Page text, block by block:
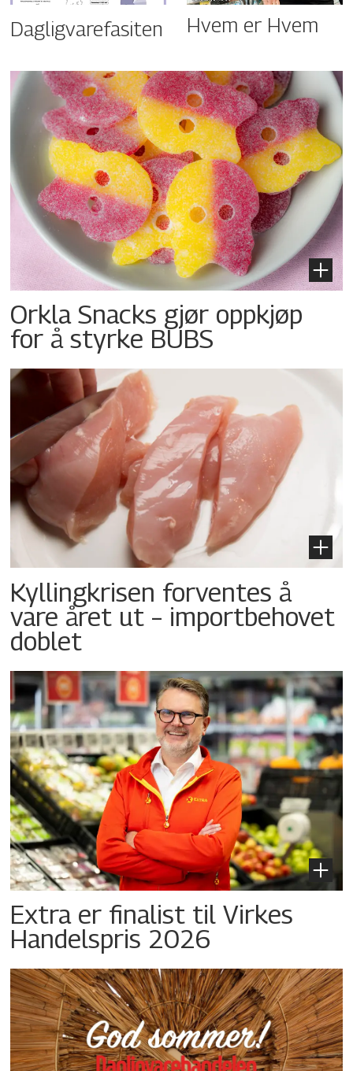
Dagligvarefasiten Hvem er Hvem
Orkla Snacks gjør oppkjøp
for å styrke BUBS
Kyllingkrisen forventes å
vare året ut – importbehovet
doblet
Extra er finalist til Virkes
Handelspris 2026